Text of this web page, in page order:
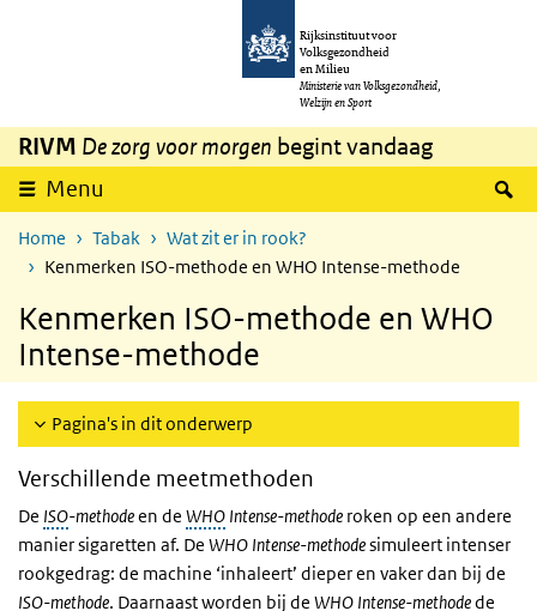
Overslaan en naar de inhoud gaan
Rijksinstituut voor
Volksgezondheid
en Milieu
Ministerie van Volksgezondheid,
Welzijn en Sport
RIVM De zorg voor morgen begint vandaag
Menu
Home Tabak
Wat zit er in rook?
Kenmerken ISO-methode en WHO Intense-methode
Kenmerken ISO-methode en WHO
Intense-methode
Pagina's in dit onderwerp
Verschillende meetmethoden
De ISO-methodeen de WHO Intense-methode roken op een andere
manier sigaretten af. De WHO Intense-methodesimuleert intenser
rookgedrag: de machine ‘inhaleert’ dieper en vaker dan bij de
ISO-methode. Daarnaast worden bij de WHO Intense-methodede